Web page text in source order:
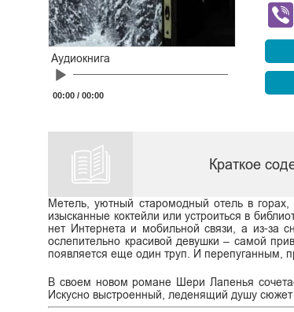
Аудиокнига
Audio
00:00 /00:00
Краткое
Метель, уютный старомодный отель в
изысканные коктейли или устроиться в
нет Интернета и мобильной связи, а из-за
ослепительно красивой девушки – самой
появляется еще один труп. И перепуганным,
В своем новом романе Шери Лапенья
Искусно выстроенный, леденящий душу